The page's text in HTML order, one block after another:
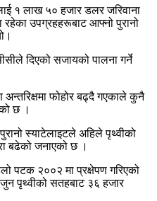
१ लाख ५० हजार डलर जरिवाना
उपग्रहहरूबाट आफ्नो पुरानो
दिएको सजायको पालना गर्ने
अन्तरिक्षमा फोहोर बढ्दै गएकाले कुनै
छ ।
स्याटेलाइटले अहिले पृथ्वीको
बढेको जनाएको छ ।
पटक २००२ मा प्रक्षेपण गरिएको
जुन पृथ्वीको सतहबाट ३६ हजार